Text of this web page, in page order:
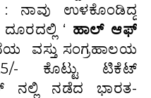
ಉಳಕೊಂಡಿದ್ದ
‘ ಹಾಲ್ ಆಫ್
ವಸ್ತು ಸಂಗ್ರಹಾಲಯ
ಕೊಟ್ಟು ಟಿಕೆಟ್
ನಲ್ಲಿ ನಡೆದ ಭಾರತ-